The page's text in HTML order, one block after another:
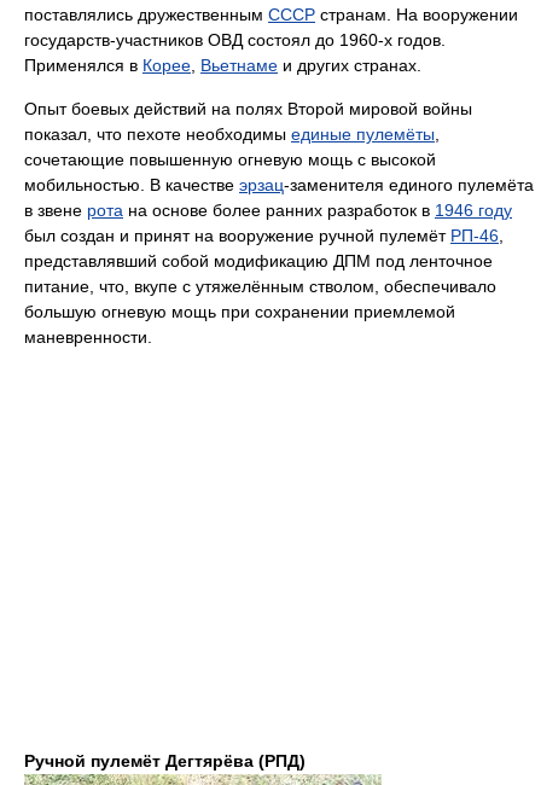
поставлялись дружественным СССР странам. На вооружении
государств-участников ОВД состоял до 1960-х годов.
Применялся в Корее Вьетнаме и других странах.
Опыт боевых действий на полях Второй мировой войны
показал, что пехоте необходимы единые пулемёты
сочетающие повышенную огневую мощь с высокой
мобильностью. В качестве эрзац-заменителя единого пулемёта
в звене рота на основе более ранних разработок в 1946 году
был создан и принят на вооружение ручной пулемёт РП-46
представлявший собой модификацию ДПМ под ленточное
питание, что, вкупе с утяжелённым стволом, обеспечивало
большую огневую мощь при сохранении приемлемой
маневренности.
Ручной пулемёт Дегтярёва (РПД)